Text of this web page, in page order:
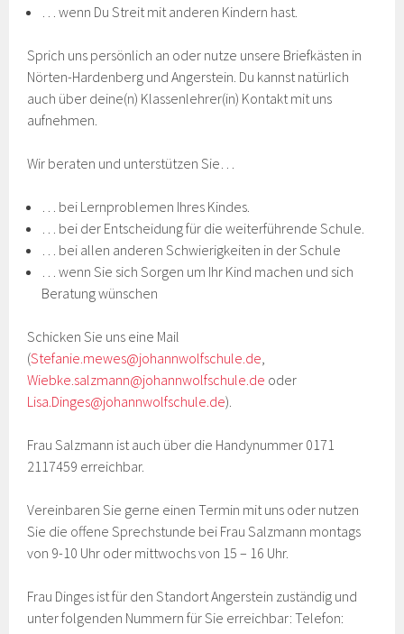
… wenn Du Streit mit anderen Kindern hast.
Sprich uns persönlich an oder nutze unsere Briefkästen in
Nörten-Hardenberg und Angerstein. Du kannst natürlich
auch über deine(n) Klassenlehrer(in) Kontakt mit uns
aufnehmen.
Wir beraten und unterstützen Sie…
… bei Lernproblemen Ihres Kindes.
… bei der Entscheidung für die weiterführende Schule.
… bei allen anderen Schwierigkeiten in der Schule
… wenn Sie sich Sorgen um Ihr Kind machen und sich
Beratung wünschen
Schicken Sie uns eine Mail
(Stefanie.mewes@johannwolfschule.de,
Wiebke.salzmann@johannwolfschule.de oder
Lisa.Dinges@johannwolfschule.de).
Frau Salzmann ist auch über die Handynummer 0171
2117459 erreichbar.
Vereinbaren Sie gerne einen Termin mit uns oder nutzen
Sie die offene Sprechstunde bei Frau Salzmann montags
von 9-10 Uhr oder mittwochs von 15 – 16 Uhr.
Frau Dinges ist für den Standort Angerstein zuständig und
unter folgenden Nummern für Sie erreichbar: Telefon: